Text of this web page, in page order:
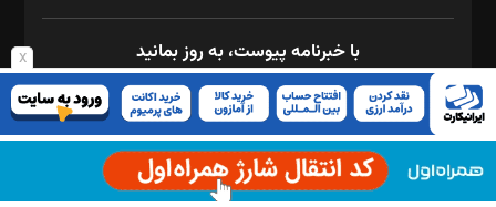
x با خبرنامه پیوست، به روز بمانید